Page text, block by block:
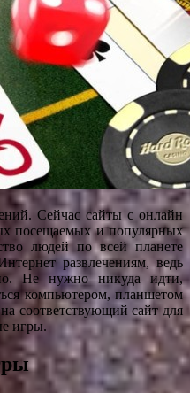
Сейчас сайты с онлайн
посещаемых и популярных
людей по всей планете
развлечениям, ведь
Не нужно никуда идти,
компьютером, планшетом
соответствующий сайт для
игры.